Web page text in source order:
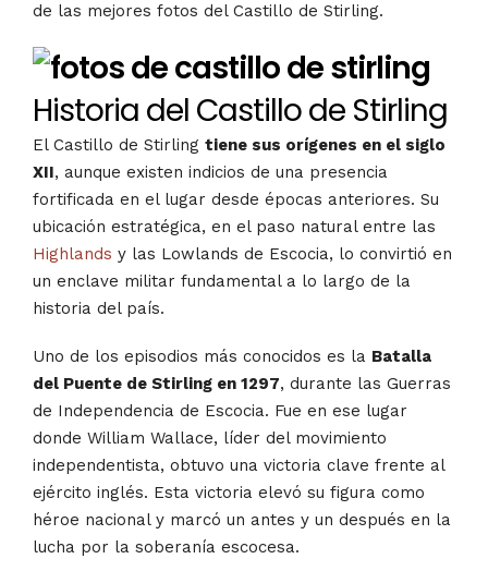
de las mejores fotos del Castillo de Stirling.
Historia del Castillo de Stirling
El Castillo de Stirling tiene sus orígenes en el siglo
XII, aunque existen indicios de una presencia
fortificada en el lugar desde épocas anteriores. Su
ubicación estratégica, en el paso natural entre las
Highlands y las Lowlands de Escocia, lo convirtió en
un enclave militar fundamental a lo largo de la
historia del país.
Uno de los episodios más conocidos es la Batalla
del Puente de Stirling en 1297, durante las Guerras
de Independencia de Escocia. Fue en ese lugar
donde William Wallace, líder del movimiento
independentista, obtuvo una victoria clave frente al
ejército inglés. Esta victoria elevó su figura como
héroe nacional y marcó un antes y un después en la
lucha por la soberanía escocesa.